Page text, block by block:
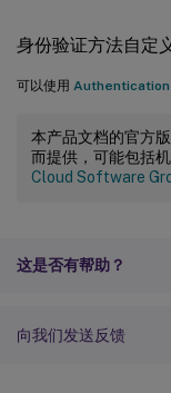
身份验证方法自定
可以使用 Authentication
本产品文档的官方
而提供，可能包括
Cloud Software
这是否有帮助？
向我们发送反馈